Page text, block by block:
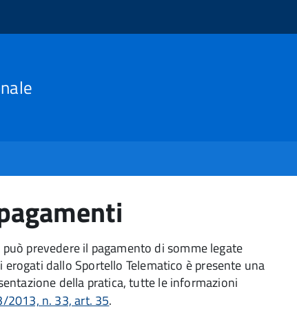
prevedere il pagamento di somme legate
dallo Sportello Telematico è presente una
della pratica, tutte le informazioni
2013, n. 33, art. 35.